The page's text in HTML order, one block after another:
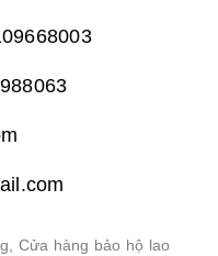
, Cửa hàng bảo hộ lao